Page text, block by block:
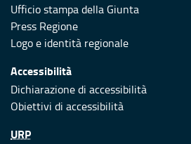
Ufficio stampa della Giunta
Press Regione
Logo e identità regionale
Accessibilità
Dichiarazione di accessibilità
Obiettivi di accessibilità
URP